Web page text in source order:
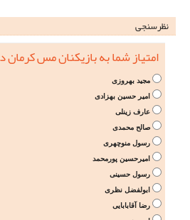
نظرسنجی
امتیاز شما به بازیکنان مس
مجید بهروزی
امیر حسین بهزادی
عارف زینلی
صالح محمدی
رسول منوچهری
امیرحسین پورمحمد
رسول حسینی
ابولفضل نظری
رضا آقابابایی